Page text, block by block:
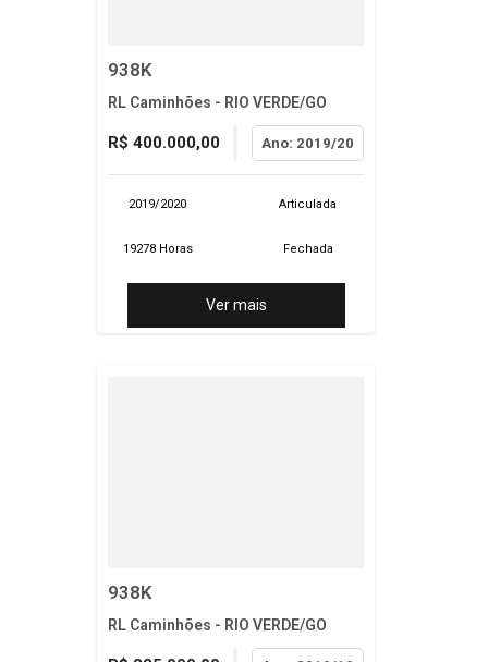
938K
RL Caminhões - RIO VERDE/GO
R$ 400.000,00 Ano: 2019/20
2019/2020 Articulada
19278 Horas Fechada
Ver mais
938K
RL Caminhões - RIO VERDE/GO